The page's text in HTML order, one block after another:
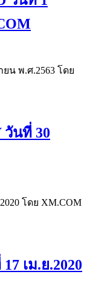
น พ.ศ.2563 โดย
วันที่ 30
โดย XM.COM
เม.ย.2020